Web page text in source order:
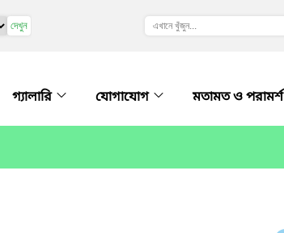
দেখুন
গ্যালারি যোগাযোগ মতামত ও পরামর্শ